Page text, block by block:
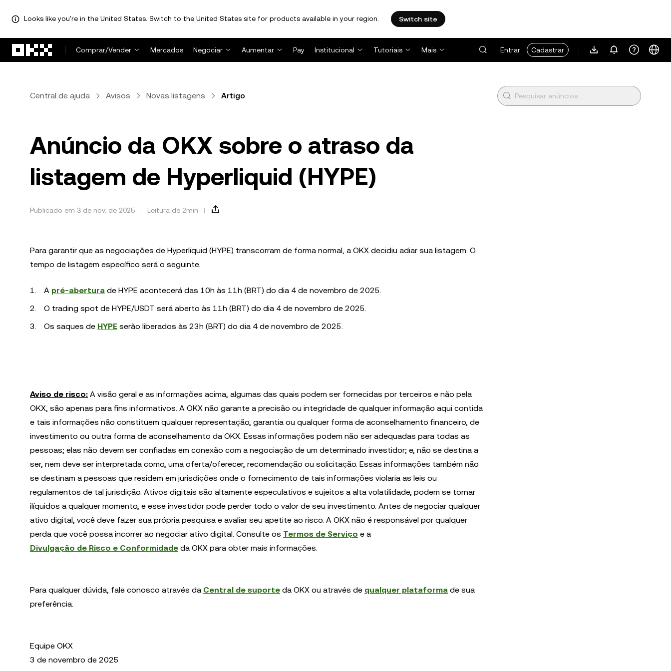
Looks like you're in the United States. Switch to the United States site for products available in your region. Switch site
Comprar/Vender
Mercados Negociar Aumentar Pay Institucional Tutoriais Mais Entrar Cadastrar
Central de ajuda Avisos Novas listagens Artigo
Anúncio da OKX sobre o atraso da
listagem de Hyperliquid (HYPE)
Publicado em 3 de nov. de 2025 Leitura de 2min
Para garantir que as negociações de Hyperliquid (HYPE) transcorram de forma normal, a OKX decidiu adiar sua listagem. O
tempo de listagem específico será o seguinte.
A pré-abertura de HYPE acontecerá das 10h às 11h (BRT) do dia 4 de novembro de 2025.
O trading spot de HYPE/USDT será aberto às 11h (BRT) do dia 4 de novembro de 2025.
Os saques de HYPE serão liberados às 23h (BRT) do dia 4 de novembro de 2025.
Aviso de risco: A visão geral e as informações acima, algumas das quais podem ser fornecidas por terceiros e não pela
OKX, são apenas para fins informativos. A OKX não garante a precisão ou integridade de qualquer informação aqui contida
e tais informações não constituem qualquer representação, garantia ou qualquer forma de aconselhamento financeiro, de
investimento ou outra forma de aconselhamento da OKX. Essas informações podem não ser adequadas para todas as
pessoas; elas não devem ser confiadas em conexão com a negociação de um determinado investidor; e, não se destina a
ser, nem deve ser interpretada como, uma oferta/oferecer, recomendação ou solicitação. Essas informações também não
se destinam a pessoas que residem em jurisdições onde o fornecimento de tais informações violaria as leis ou
regulamentos de tal jurisdição. Ativos digitais são altamente especulativos e sujeitos a alta volatilidade, podem se tornar
ilíquidos a qualquer momento, e esse investidor pode perder todo o valor de seu investimento. Antes de negociar qualquer
ativo digital, você deve fazer sua própria pesquisa e avaliar seu apetite ao risco. A OKX não é responsável por qualquer
perda que você possa incorrer ao negociar ativo digital. Consulte os Termos de Serviço e a
Divulgação de Risco e Conformidade da OKX para obter mais informações.
Para qualquer dúvida, fale conosco através da Central de suporte da OKX ou através de qualquer plataforma de sua
preferência.
Equipe OKX
3 de novembro de 2025